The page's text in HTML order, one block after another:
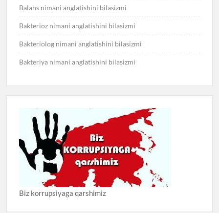
Balans nimani anglatishini bilasizmi
Bakterioz nimani anglatishini bilasizmi
Bakteriolog nimani anglatishini bilasizmi
Bakteriya nimani anglatishini bilasizmi
Biz korrupsiyaga qarshimiz